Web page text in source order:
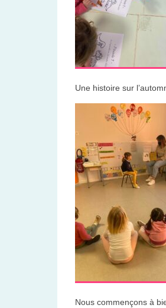
Une histoire sur
Nous commençons à